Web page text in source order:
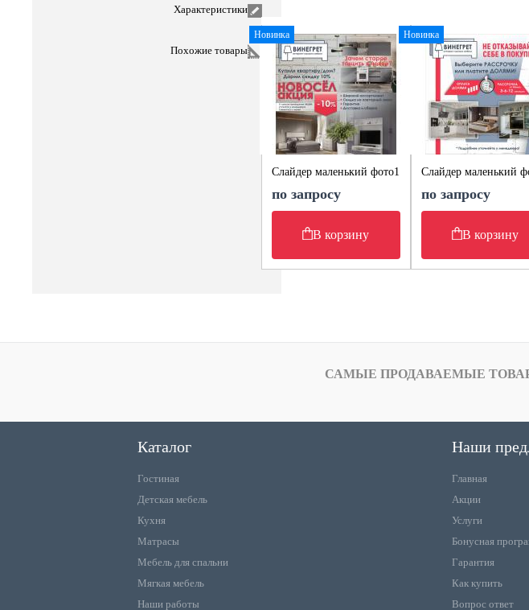
Характеристики
Похожие товары
Новинка
Слайдер маленький фото1
по запросу
В корзину
Новинка
Слайдер маленький
по запросу
В корзину
САМЫЕ ПРОДАВАЕМЫЕ
Каталог
Гостиная
Детская мебель
Кухня
Матрасы
Мебель для спальни
Мягкая мебель
Наши работы
Наши
Главная
Акции
Услуги
Бонусная
Гарантия
Как купить
Вопрос ответ